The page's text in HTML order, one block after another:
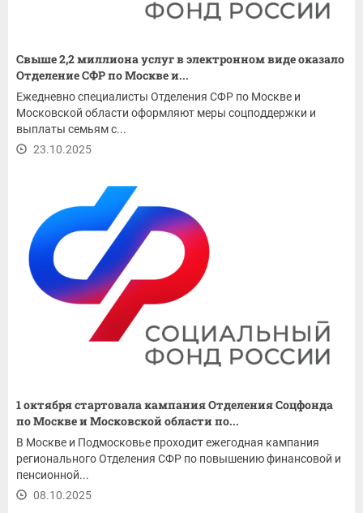
Свыше 2,2 миллиона услуг в электронном виде оказало
Отделение СФР по Москве и...
Ежедневно специалисты Отделения СФР по Москве и
Московской области оформляют меры соцподдержки и
выплаты семьям с...
23.10.2025
1 октября стартовала кампания Отделения Соцфонда
по Москве и Московской области по...
В Москве и Подмосковье проходит ежегодная кампания
регионального Отделения СФР по повышению финансовой и
пенсионной...
08.10.2025